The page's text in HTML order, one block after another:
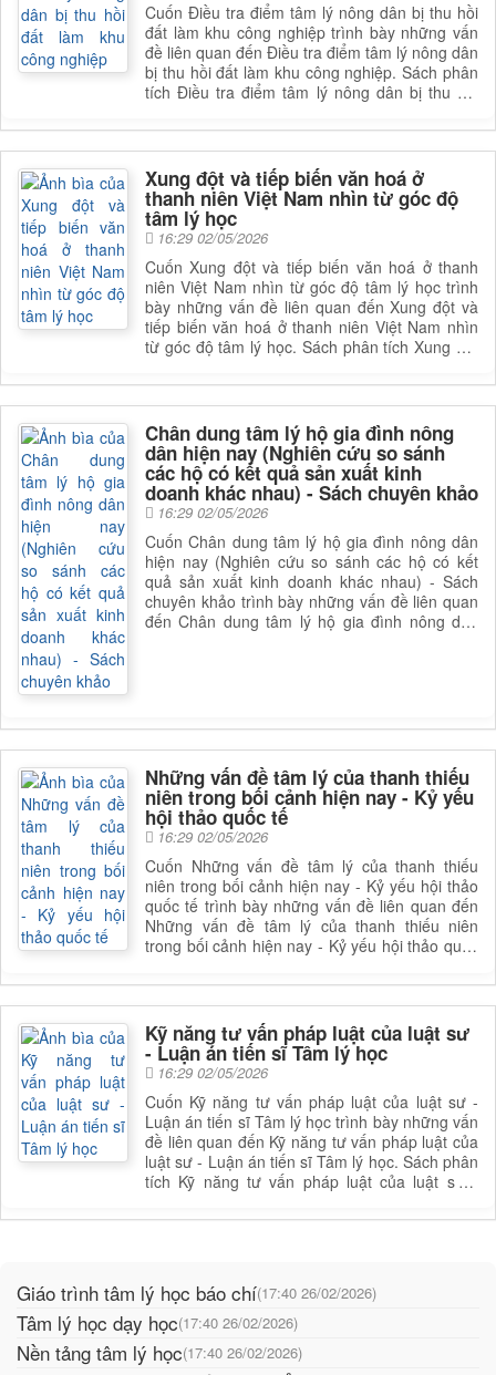
Cuốn Điều tra điểm tâm lý nông dân bị thu hồi
đất làm khu công nghiệp trình bày những vấn
đề liên quan đến Điều tra điểm tâm lý nông dân
bị thu hồi đất làm khu công nghiệp. Sách phân
tích Điều tra điểm tâm lý nông dân bị thu hồi
cái nhìn toàn diện và sâu sắc hơn về lĩnh vực
này. Để nắm rõ nội dung cụ thể, bạn đọc có thể
tìm cuốn sách để đọc
Xung đột và tiếp biến văn hoá ở
thanh niên Việt Nam nhìn từ góc độ
tâm lý học
16:29 02/05/2026
Cuốn Xung đột và tiếp biến văn hoá ở thanh
niên Việt Nam nhìn từ góc độ tâm lý học trình
bày những vấn đề liên quan đến Xung đột và
tiếp biến văn hoá ở thanh niên Việt Nam nhìn
từ góc độ tâm lý học. Sách phân tích Xung đột
nhìn từ góc độ tâm lý học, giúp bạn đọc có
được cái nhìn toàn diện và sâu sắc hơn về lĩnh
vực này. Để nắm rõ nội dung cụ thể, bạn đọc
có thể tìm cuốn sách để đọc
Chân dung tâm lý hộ gia đình nông
dân hiện nay (Nghiên cứu so sánh
các hộ có kết quả sản xuất kinh
doanh khác nhau) - Sách chuyên khảo
16:29 02/05/2026
Cuốn Chân dung tâm lý hộ gia đình nông dân
hiện nay (Nghiên cứu so sánh các hộ có kết
quả sản xuất kinh doanh khác nhau) - Sách
chuyên khảo trình bày những vấn đề liên quan
đến Chân dung tâm lý hộ gia đình nông dân
lĩnh vực này. Để nắm rõ nội dung cụ thể, bạn
đọc có thể tìm cuốn sách để đọc
Những vấn đề tâm lý của thanh thiếu
niên trong bối cảnh hiện nay - Kỷ yếu
hội thảo quốc tế
16:29 02/05/2026
Cuốn Những vấn đề tâm lý của thanh thiếu
niên trong bối cảnh hiện nay - Kỷ yếu hội thảo
quốc tế trình bày những vấn đề liên quan đến
Những vấn đề tâm lý của thanh thiếu niên
trong bối cảnh hiện nay - Kỷ yếu hội thảo quốc
thanh thiếu niên trong bối cảnh hiện nay - Kỷ
yếu hội thảo quốc tế, giúp bạn đọc có được cái
nhìn toàn diện và sâu sắc hơn về lĩnh vực này.
Để nắm rõ nội dung cụ thể, bạn đọc có thể tìm
cuốn sách để đọc
Kỹ năng tư vấn pháp luật của luật sư
- Luận án tiến sĩ Tâm lý học
16:29 02/05/2026
Cuốn Kỹ năng tư vấn pháp luật của luật sư -
Luận án tiến sĩ Tâm lý học trình bày những vấn
đề liên quan đến Kỹ năng tư vấn pháp luật của
luật sư - Luận án tiến sĩ Tâm lý học. Sách phân
tích Kỹ năng tư vấn pháp luật của luật sư -
được cái nhìn toàn diện và sâu sắc hơn về lĩnh
Giáo trình tâm lý học báo chí(17:40 26/02/2026)
Tâm lý học dạy học(17:40 26/02/2026)
Nền tảng tâm lý học(17:40 26/02/2026)